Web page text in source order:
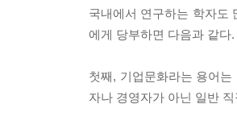
국내에서 연구하는 학자도
에게 당부하면 다음과 같다.
첫째, 기업문화라는 용어
자나 경영자가 아닌 일반